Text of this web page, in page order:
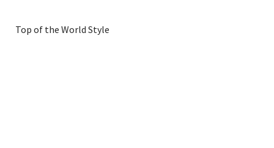
Top of the World Style